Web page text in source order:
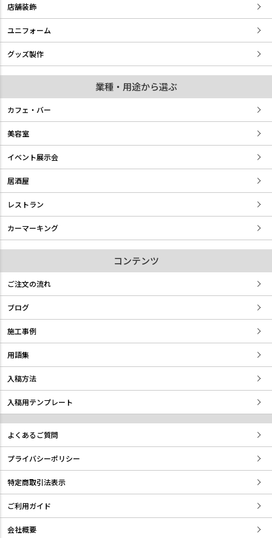
店舗装飾
ユニフォーム
グッズ製作
業種・用途から選ぶ
カフェ・バー
美容室
イベント展示会
居酒屋
レストラン
カーマーキング
コンテンツ
ご注文の流れ
ブログ
施工事例
用語集
入稿方法
入稿用テンプレート
よくあるご質問
プライバシーポリシー
特定商取引法表示
ご利用ガイド
会社概要